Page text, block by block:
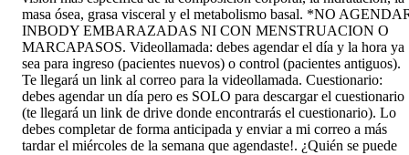
masa ósea, grasa visceral y el metabolismo basal. *NO
INBODY EMBARAZADAS NI CON MENSTRUACION O
MARCAPASOS. Videollamada: debes agendar el día y la hora ya
sea para ingreso (pacientes nuevos) o control (pacientes antiguos).
Te llegará un link al correo para la videollamada. Cuestionario:
debes agendar un día pero es SOLO para descargar el cuestionario
(te llegará un link de drive donde encontrarás el cuestionario). Lo
debes completar de forma anticipada y enviar a mi correo a más
tardar el miércoles de la semana que agendaste!. ¿Quién se puede